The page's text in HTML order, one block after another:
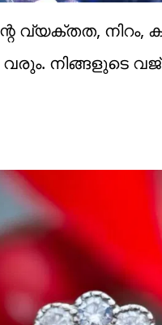
വ്യക്തത, നിറം,
നിങ്ങളുടെ